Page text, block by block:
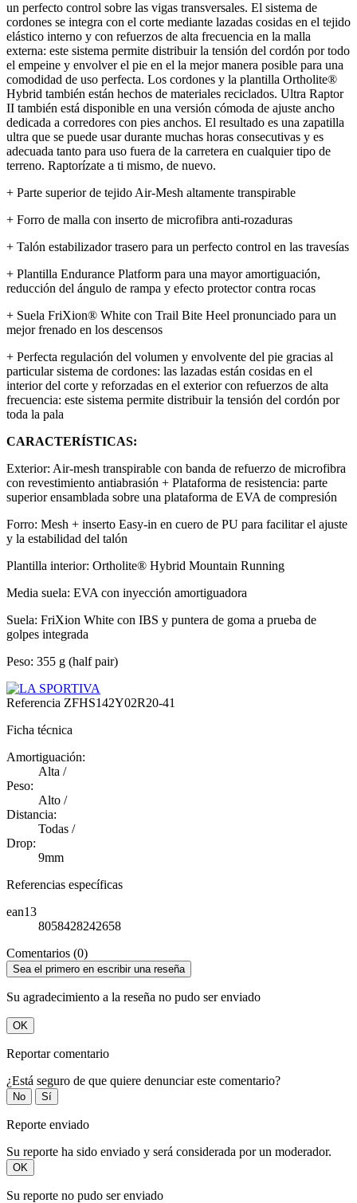
un perfecto control sobre las vigas transversales. El sistema de
cordones se integra con el corte mediante lazadas cosidas en el tejido
elástico interno y con refuerzos de alta frecuencia en la malla
externa: este sistema permite distribuir la tensión del cordón por todo
el empeine y envolver el pie en el la mejor manera posible para una
comodidad de uso perfecta. Los cordones y la plantilla Ortholite®
Hybrid también están hechos de materiales reciclados. Ultra Raptor
II también está disponible en una versión cómoda de ajuste ancho
dedicada a corredores con pies anchos. El resultado es una zapatilla
ultra que se puede usar durante muchas horas consecutivas y es
adecuada tanto para uso fuera de la carretera en cualquier tipo de
terreno. Raptorízate a ti mismo, de nuevo.
+ Parte superior de tejido Air-Mesh altamente transpirable
+ Forro de malla con inserto de microfibra anti-rozaduras
+ Talón estabilizador trasero para un perfecto control en las travesías
+ Plantilla Endurance Platform para una mayor amortiguación,
reducción del ángulo de rampa y efecto protector contra rocas
+ Suela FriXion® White con Trail Bite Heel pronunciado para un
mejor frenado en los descensos
+ Perfecta regulación del volumen y envolvente del pie gracias al
particular sistema de cordones: las lazadas están cosidas en el
interior del corte y reforzadas en el exterior con refuerzos de alta
frecuencia: este sistema permite distribuir la tensión del cordón por
toda la pala
CARACTERÍSTICAS:
Exterior: Air-mesh transpirable con banda de refuerzo de microfibra
con revestimiento antiabrasión + Plataforma de resistencia: parte
superior ensamblada sobre una plataforma de EVA de compresión
Forro: Mesh + inserto Easy-in en cuero de PU para facilitar el ajuste
y la estabilidad del talón
Plantilla interior: Ortholite® Hybrid Mountain Running
Media suela: EVA con inyección amortiguadora
Suela: FriXion White con IBS y puntera de goma a prueba de
golpes integrada
Peso: 355 g (half pair)
Referencia ZFHS142Y02R20-41
Ficha técnica
Amortiguación:
Alta /
Peso:
Alto /
Distancia:
Todas /
Drop:
9mm
Referencias específicas
ean13
8058428242658
Comentarios (0)
Sea el primero en escribir una reseña
Su agradecimiento a la reseña no pudo ser enviado
OK
Reportar comentario
¿Está seguro de que quiere denunciar este comentario?
No Sí
Reporte enviado
Su reporte ha sido enviado y será considerada por un moderador.
OK
Su reporte no pudo ser enviado